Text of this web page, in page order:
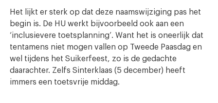
Het lijkt er sterk op dat deze naamswijziging pas het
begin is. De HU werkt bijvoorbeeld ook aan een
‘inclusievere toetsplanning’. Want het is oneerlijk dat
tentamens niet mogen vallen op Tweede Paasdag en
wel tijdens het Suikerfeest, zo is de gedachte
daarachter. Zelfs Sinterklaas (5 december) heeft
immers een toetsvrije middag.